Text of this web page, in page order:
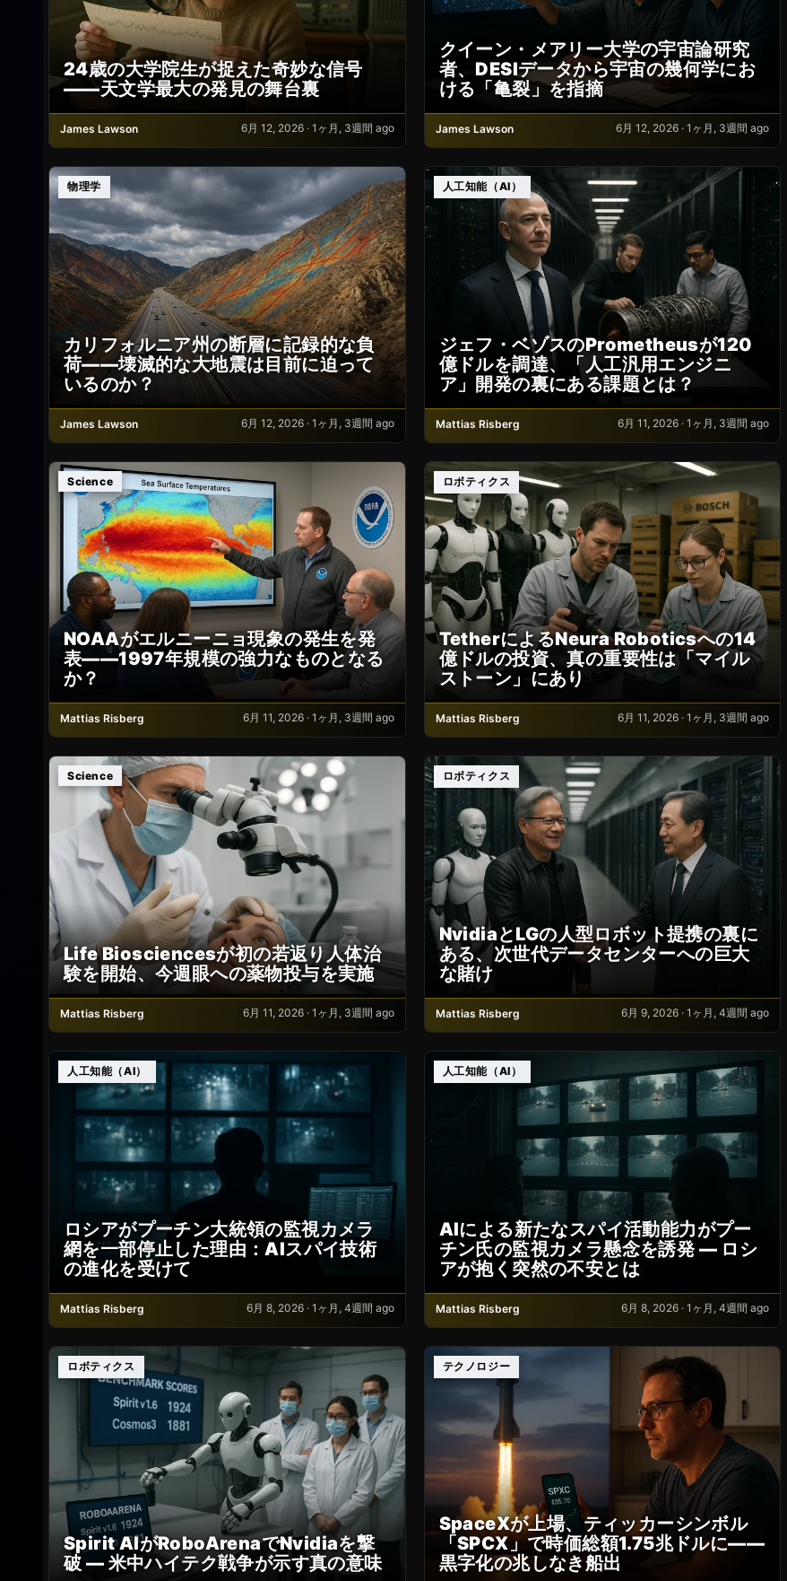
24歳の大学院生が捉えた奇妙な信号
――天文学最大の発見の舞台裏
James Lawson 6月 12, 2026 · 1ヶ月, 3週間 ago
クイーン・メアリー大学の宇宙論研究
者、DESIデータから宇宙の幾何学にお
ける「亀裂」を指摘
James Lawson 6月 12, 2026 · 1ヶ月, 3週間 ago
物理学
カリフォルニア州の断層に記録的な負
荷——壊滅的な大地震は目前に迫って
いるのか？
James Lawson 6月 12, 2026 · 1ヶ月, 3週間 ago
人工知能（AI）
ジェフ・ベゾスのPrometheusが120
億ドルを調達、「人工汎用エンジニ
ア」開発の裏にある課題とは？
Mattias Risberg 6月 11, 2026 · 1ヶ月, 3週間 ago
Science
NOAAがエルニーニョ現象の発生を発
表――1997年規模の強力なものとなる
か？
Mattias Risberg 6月 11, 2026 · 1ヶ月, 3週間 ago
ロボティクス
TetherによるNeura Roboticsへの14
億ドルの投資、真の重要性は「マイル
ストーン」にあり
Mattias Risberg 6月 11, 2026 · 1ヶ月, 3週間 ago
Science
Life Biosciencesが初の若返り人体治
験を開始、今週眼への薬物投与を実施
Mattias Risberg 6月 11, 2026 · 1ヶ月, 3週間 ago
ロボティクス
NvidiaとLGの人型ロボット提携の裏に
ある、次世代データセンターへの巨大
な賭け
Mattias Risberg 6月 9, 2026 · 1ヶ月, 4週間 ago
人工知能（AI）
ロシアがプーチン大統領の監視カメラ
網を一部停止した理由：AIスパイ技術
の進化を受けて
Mattias Risberg 6月 8, 2026 · 1ヶ月, 4週間 ago
人工知能（AI）
AIによる新たなスパイ活動能力がプー
チン氏の監視カメラ懸念を誘発 ― ロシ
アが抱く突然の不安とは
Mattias Risberg 6月 8, 2026 · 1ヶ月, 4週間 ago
ロボティクス
Spirit AIがRoboArenaでNvidiaを撃
破 — 米中ハイテク戦争が示す真の意味
テクノロジー
SpaceXが上場、ティッカーシンボル
「SPCX」で時価総額1.75兆ドルに——
黒字化の兆しなき船出